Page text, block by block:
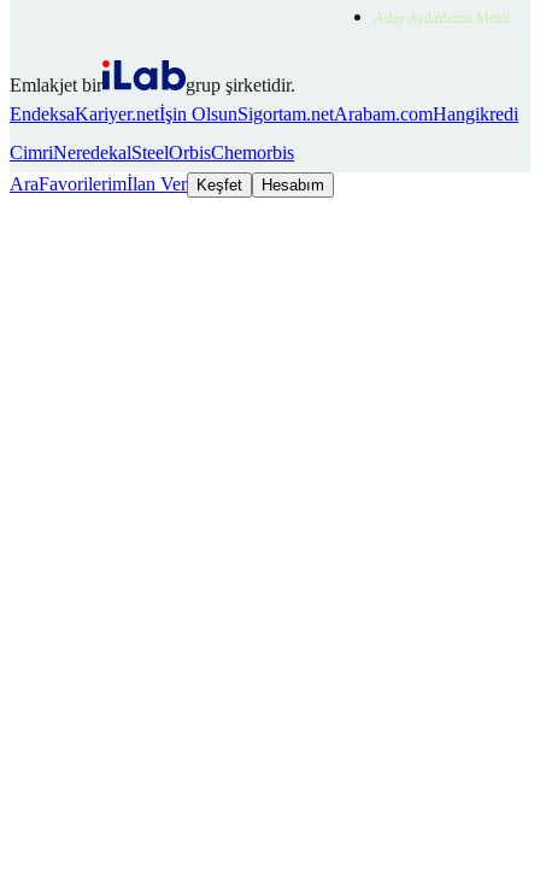
Aday Aydınlatma Metni
Emlakjet bir
grup şirketidir.
EndeksaKariyer.netİşin OlsunSigortam.netArabam.comHangikredi
CimriNeredekalSteelOrbisChemorbis
AraFavorilerimİlan Ver Keşfet Hesabım